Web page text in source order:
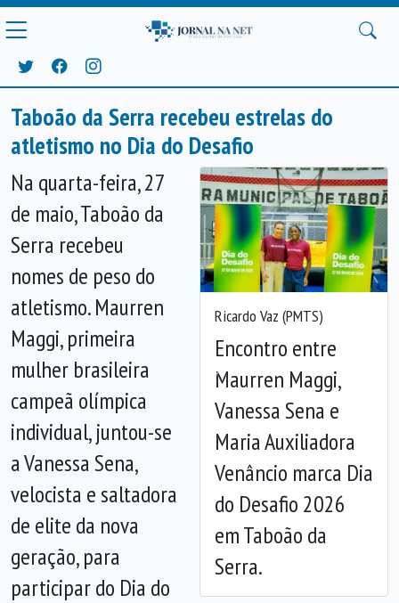
Taboão da Serra recebeu estrelas do
atletismo no Dia do Desafio
Ricardo Vaz (PMTS)
Encontro entre
Maurren Maggi,
Vanessa Sena e
Maria Auxiliadora
Venâncio marca Dia
do Desafio 2026
em Taboão da
Serra.
Anterior
Na quarta-feira, 27
de maio, Taboão da
Serra recebeu
nomes de peso do
atletismo. Maurren
Maggi, primeira
mulher brasileira
campeã olímpica
individual, juntou-se
a Vanessa Sena,
velocista e saltadora
de elite da nova
geração, para
participar do Dia do